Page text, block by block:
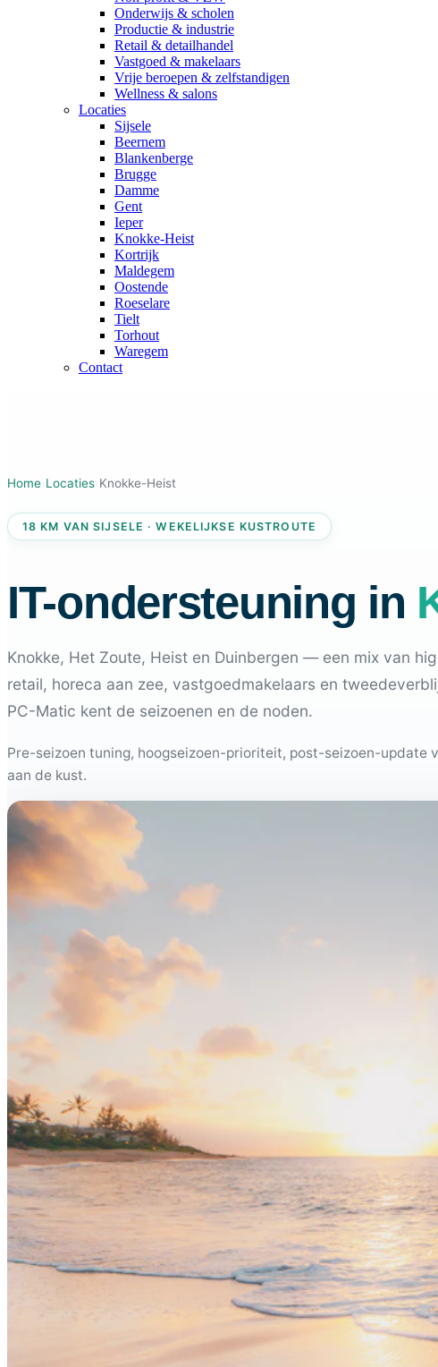
Onderwijs & scholen
Productie & industrie
Retail & detailhandel
Vastgoed & makelaars
Vrije beroepen & zelfstandigen
Wellness & salons
Locaties
Sijsele
Beernem
Blankenberge
Brugge
Damme
Gent
Ieper
Knokke-Heist
Kortrijk
Maldegem
Oostende
Roeselare
Tielt
Torhout
Waregem
Contact
Home Locaties Knokke-Heist
18 KM VAN SIJSELE · WEKELIJKSE KUSTROUTE
IT-ondersteuning in
Knokke, Het Zoute, Heist en Duinbergen — een mix van
retail, horeca aan zee, vastgoedmakelaars en
PC-Matic kent de seizoenen en de noden.
Pre-seizoen tuning, hoogseizoen-prioriteit, post-seizoen-update
aan de kust.